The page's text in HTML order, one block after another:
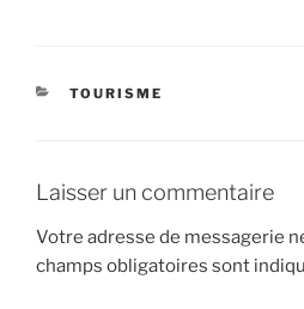
CATÉGORIES
TOURISME
Laisser un commentaire
Votre adresse de messagerie
champs obligatoires sont